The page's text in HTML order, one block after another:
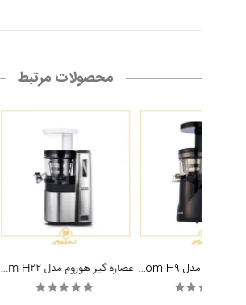
محصولات مرتبط
عصاره گیر هوروم مدل Hurom H9 عصاره گیر هوروم مدل Hurom H22